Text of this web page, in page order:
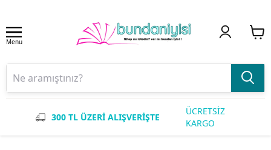
Menu
300 TL ÜZERİ ALIŞVERİŞTE
ÜCRETSİZ
KARGO